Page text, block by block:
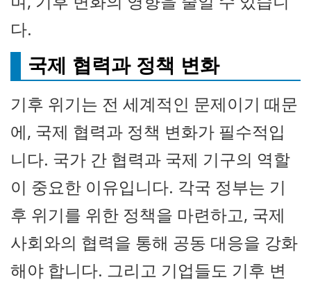
다.
국제 협력과 정책 변화
기후 위기는 전 세계적인 문제이기 때문
에, 국제 협력과 정책 변화가 필수적입
니다. 국가 간 협력과 국제 기구의 역할
이 중요한 이유입니다. 각국 정부는 기
후 위기를 위한 정책을 마련하고, 국제
사회와의 협력을 통해 공동 대응을 강화
해야 합니다. 그리고 기업들도 기후 변